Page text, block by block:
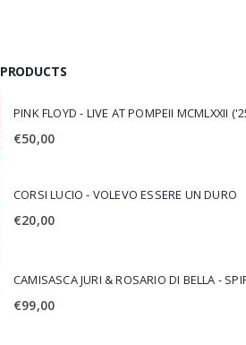
PINK FLOYD - LIVE AT POMPEII MCMLXXII
€50,00
CORSI LUCIO - VOLEVO ESSERE UN DURO
€20,00
€99,00